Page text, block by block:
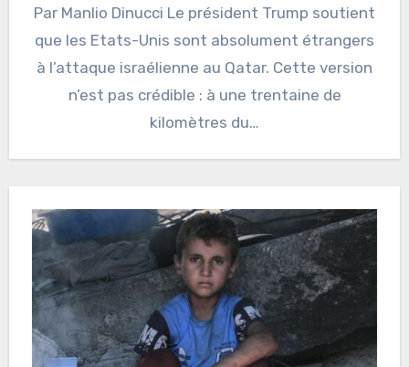
Par Manlio Dinucci Le président Trump soutient
que les Etats-Unis sont absolument étrangers
à l’attaque israélienne au Qatar. Cette version
n’est pas crédible : à une trentaine de
kilomètres du…